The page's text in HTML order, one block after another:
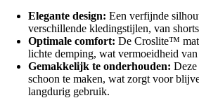
Elegante design: Een verfijnde
verschillende kledingstijlen, van
Optimale comfort: De Croslite™
lichte demping, wat vermoeidheid
Gemakkelijk te onderhouden:
schoon te maken, wat zorgt voor
langdurig gebruik.